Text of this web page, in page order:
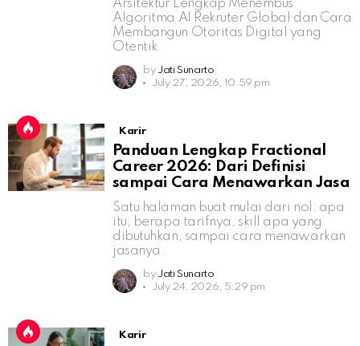
Arsitektur Lengkap Menembus
Algoritma AI Rekruter Global dan Cara
Membangun Otoritas Digital yang
Otentik
by Jati Sunarto
July 27, 2026, 10:59 pm
Karir
Panduan Lengkap Fractional
Career 2026: Dari Definisi
sampai Cara Menawarkan Jasa
Satu halaman buat mulai dari nol: apa
itu, berapa tarifnya, skill apa yang
dibutuhkan, sampai cara menawarkan
jasanya.
by Jati Sunarto
July 24, 2026, 5:29 pm
Karir